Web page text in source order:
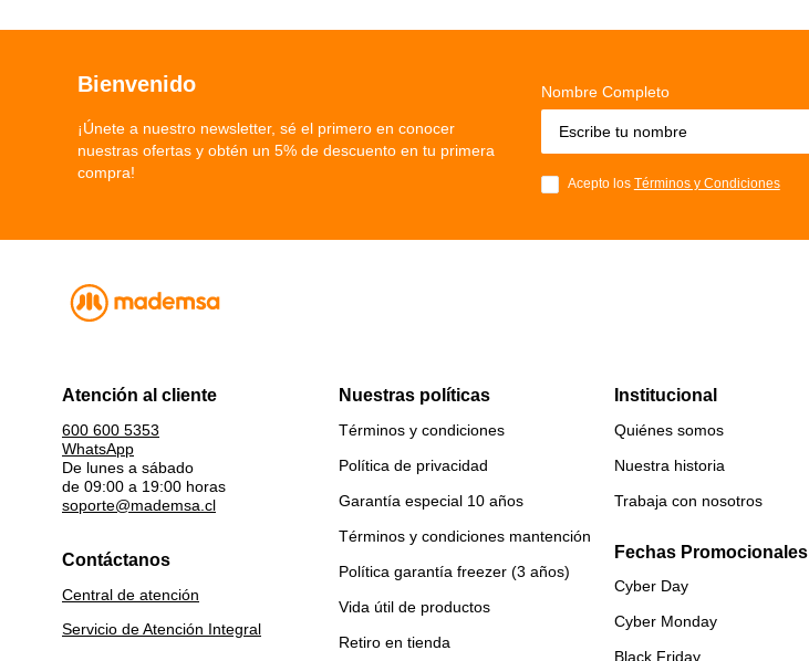
Bienvenido
¡Únete a nuestro newsletter, sé el primero en conocer
nuestras ofertas y obtén un 5% de descuento en tu primera
compra!
Nombre Completo
Acepto los Términos y Condiciones
Atención al cliente
600 600 5353
WhatsApp
De lunes a sábado
de 09:00 a 19:00 horas
soporte@mademsa.cl
Contáctanos
Central de atención
Servicio de Atención Integral
Nuestras políticas
Términos y condiciones
Política de privacidad
Garantía especial 10 años
Términos y condiciones mantención
Política garantía freezer (3 años)
Vida útil de productos
Retiro en tienda
Institucional
Quiénes somos
Nuestra historia
Trabaja con nosotros
Fechas Promocionales
Cyber Day
Cyber Monday
Black Friday